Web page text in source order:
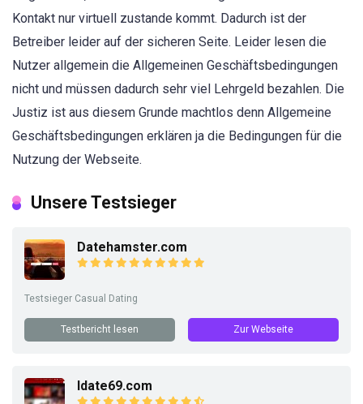
Kontakt nur virtuell zustande kommt. Dadurch ist der
Betreiber leider auf der sicheren Seite. Leider lesen die
Nutzer allgemein die Allgemeinen Geschäftsbedingungen
nicht und müssen dadurch sehr viel Lehrgeld bezahlen. Die
Justiz ist aus diesem Grunde machtlos denn Allgemeine
Geschäftsbedingungen erklären ja die Bedingungen für die
Nutzung der Webseite.
Unsere Testsieger
Datehamster.com
Testsieger Casual Dating
Testbericht lesen Zur Webseite
Idate69.com